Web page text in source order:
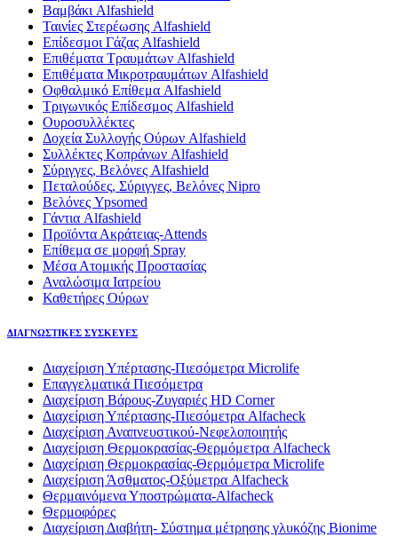
Βαμβάκι Alfashield
Ταινίες Στερέωσης Alfashield
Επίδεσμοι Γάζας Alfashield
Επιθέματα Τραυμάτων Alfashield
Επιθέματα Μικροτραυμάτων Alfashield
Οφθαλμικό Eπίθεμα Alfashield
Τριγωνικός Επίδεσμος Alfashield
Ουροσυλλέκτες
Δοχεία Συλλογής Ούρων Alfashield
Συλλέκτες Κοπράνων Alfashield
Σύριγγες, Βελόνες Alfashield
Πεταλούδες, Σύριγγες, Βελόνες Nipro
Βελόνες Ypsomed
Γάντια Alfashield
Προϊόντα Ακράτειας-Attends
Επίθεμα σε μορφή Spray
Μέσα Ατομικής Προστασίας
Αναλώσιμα Ιατρείου
Καθετήρες Ούρων
ΔΙΑΓΝΩΣΤΙΚΕΣ ΣΥΣΚΕΥΕΣ
Διαχείριση Υπέρτασης-Πιεσόμετρα Microlife
Επαγγελματικά Πιεσόμετρα
Διαχείριση Βάρους-Ζυγαριές HD Corner
Διαχείριση Υπέρτασης-Πιεσόμετρα Alfacheck
Διαχείριση Αναπνευστικού-Νεφελοποιητής
Διαχείριση Θερμοκρασίας-Θερμόμετρα Alfacheck
Διαχείριση Θερμοκρασίας-Θερμόμετρα Microlife
Διαχείριση Άσθματος-Οξύμετρα Alfacheck
Θερμαινόμενα Υποστρώματα-Alfacheck
Θερμοφόρες
Διαχείριση Διαβήτη- Σύστημα μέτρησης γλυκόζης Bionime